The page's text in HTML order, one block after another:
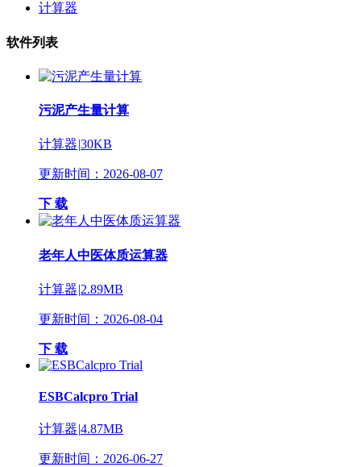
计算器
软件列表
污泥产生量计算
计算器|30KB
更新时间：2026-08-07
下 载
老年人中医体质运算器
计算器|2.89MB
更新时间：2026-08-04
下 载
ESBCalcpro Trial
计算器|4.87MB
更新时间：2026-06-27